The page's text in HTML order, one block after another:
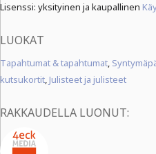
Lisenssi: yksityinen ja kaupallinen
LUOKAT
Tapahtumat & tapahtumat,
kutsukortit, Julisteet ja julisteet
RAKKAUDELLA LUONUT: